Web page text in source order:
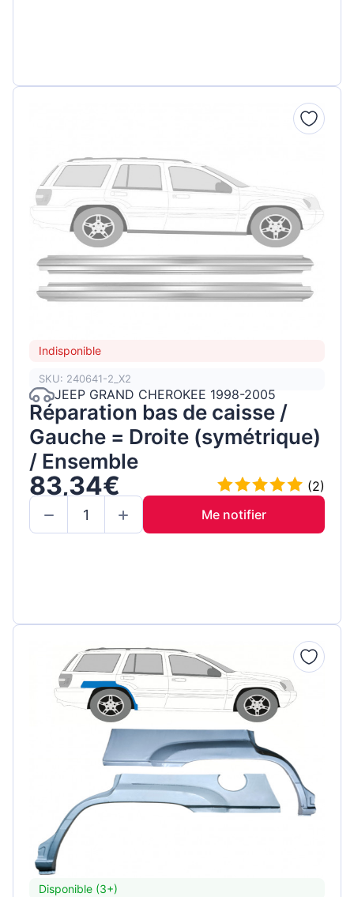
Indisponible
SKU: 240641-2_X2
JEEP GRAND CHEROKEE 1998-2005
Réparation bas de caisse /
Gauche = Droite (symétrique)
/ Ensemble
83,34€
(2)
Me notifier
Disponible (3+)